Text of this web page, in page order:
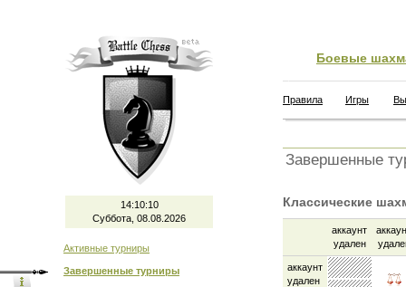
14:10:11
Суббота, 08.08.2026
Активные турниры
Завершенные турниры
Боевые
Правила Игры
Завершенные
Классические
аккаунт
удален
аккаунт
удален